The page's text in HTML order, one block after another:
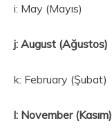
i: May (Mayıs)
j: August (Ağustos)
k: February (Şubat)
l: November (Kasım)